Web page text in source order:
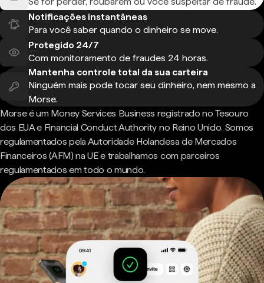
Notificações instantâneas
Para você saber quando o dinheiro se move.
Protegido 24/7
Com monitoramento de fraudes 24 horas.
Mantenha controle total da sua carteira
Ninguém mais pode tocar seu dinheiro, nem mesmo a
Morse.
Morse é um Money Services Business registrado no Tesouro
dos EUA e Financial Conduct Authority no Reino Unido. Somos
regulamentados pela Autoridade Holandesa de Mercados
Financeiros (AFM) na UE e trabalhamos com parceiros
regulamentados em todo o mundo.